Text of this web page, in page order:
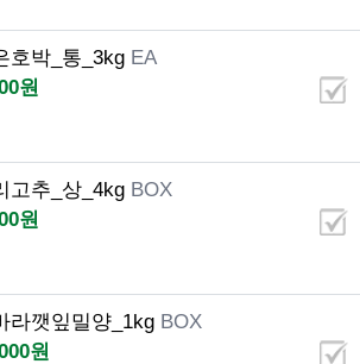
호박_통_3kg EA
원
고추_상_4kg BOX
원
라깻잎밀양_1kg BOX
원